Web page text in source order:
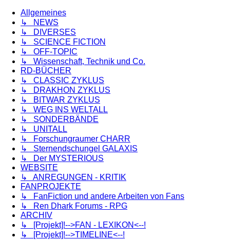
Allgemeines
↳ NEWS
↳ DIVERSES
↳ SCIENCE FICTION
↳ OFF-TOPIC
↳ Wissenschaft, Technik und Co.
RD-BÜCHER
↳ CLASSIC ZYKLUS
↳ DRAKHON ZYKLUS
↳ BITWAR ZYKLUS
↳ WEG INS WELTALL
↳ SONDERBÄNDE
↳ UNITALL
↳ Forschungraumer CHARR
↳ Sternendschungel GALAXIS
↳ Der MYSTERIOUS
WEBSITE
↳ ANREGUNGEN - KRITIK
FANPROJEKTE
↳ FanFiction und andere Arbeiten von Fans
↳ Ren Dhark Forums - RPG
ARCHIV
↳ [Projekt]!-->FAN - LEXIKON<--!
↳ [Projekt]!-->TIMELINE<--!